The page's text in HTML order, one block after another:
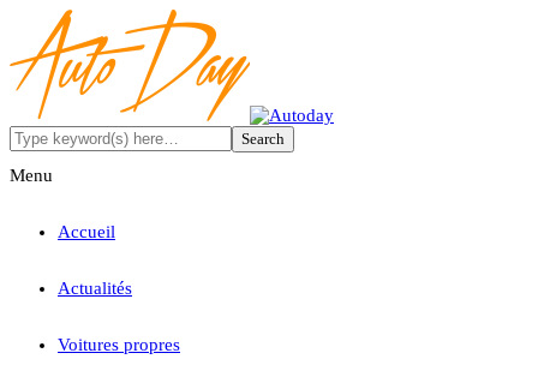
Menu
Accueil
Actualités
Voitures propres